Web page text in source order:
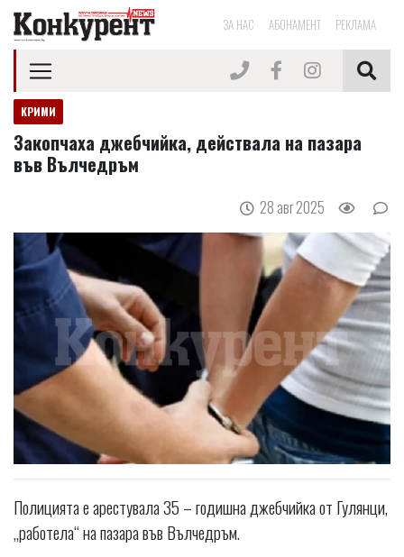
ЗА НАС АБОНАМЕНТ РЕКЛАМА
КРИМИ
Закопчаха джебчийка, действала на пазара
във Вълчедръм
28 авг 2025
Полицията е арестувала 35 – годишна джебчийка от Гулянци,
„работела“ на пазара във Вълчедръм.